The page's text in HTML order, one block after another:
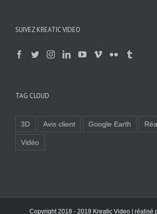
SUIVEZ KREATIC VIDEO
TAG CLOUD
3D Avis client Google Earth
Vidéo
Copyright 2018 - 2019 Kreatic Video | réalisé